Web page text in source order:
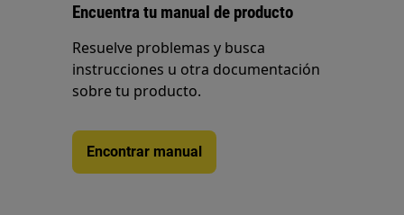
Encuentra tu manual de producto
Resuelve problemas y busca
instrucciones u otra documentación
sobre tu producto.
Encontrar manual